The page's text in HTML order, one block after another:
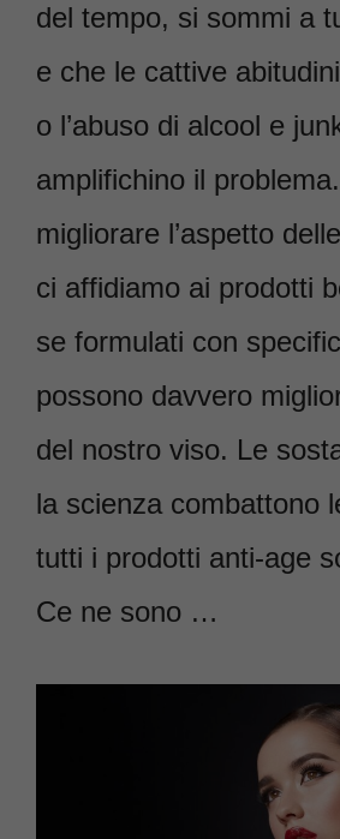
del tempo, si sommi a
e che le cattive
o l’abuso di alcool e
amplifichino il
migliorare l’aspetto
ci affidiamo ai prodotti
se formulati con
possono davvero
del nostro viso. Le
la scienza combattono
tutti i prodotti anti-age
Ce ne sono …